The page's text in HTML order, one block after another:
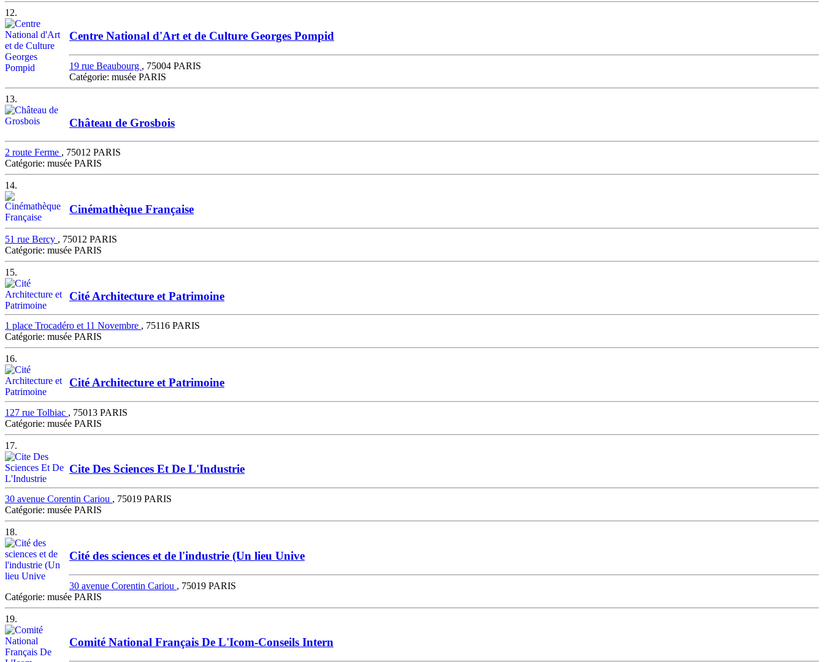
12.
Centre National d'Art et de Culture Georges Pompid
19 rue Beaubourg , 75004 PARIS
Catégorie: musée PARIS
13.
Château de Grosbois
2 route Ferme , 75012 PARIS
Catégorie: musée PARIS
14.
Cinémathèque Française
51 rue Bercy , 75012 PARIS
Catégorie: musée PARIS
15.
Cité Architecture et Patrimoine
1 place Trocadéro et 11 Novembre , 75116 PARIS
Catégorie: musée PARIS
16.
Cité Architecture et Patrimoine
127 rue Tolbiac , 75013 PARIS
Catégorie: musée PARIS
17.
Cite Des Sciences Et De L'Industrie
30 avenue Corentin Cariou , 75019 PARIS
Catégorie: musée PARIS
18.
Cité des sciences et de l'industrie (Un lieu Unive
30 avenue Corentin Cariou , 75019 PARIS
Catégorie: musée PARIS
19.
Comité National Français De L'Icom-Conseils Intern